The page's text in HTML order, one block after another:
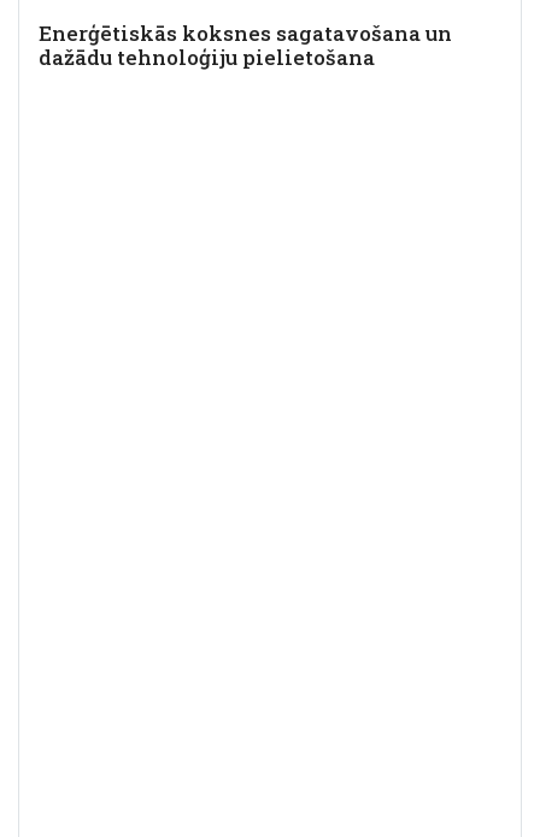
Enerģētiskās koksnes sagatavošana un
dažādu tehnoloģiju pielietošana